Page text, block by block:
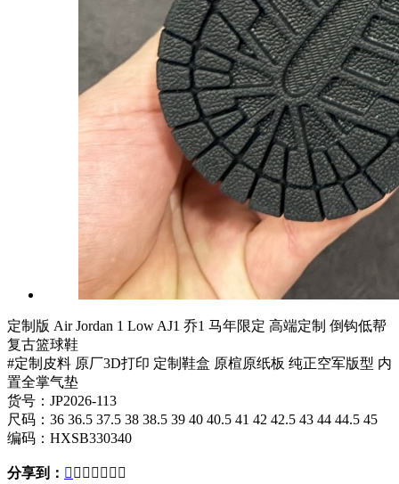
定制版 Air Jordan 1 Low AJ1 乔1 马年限定 高端定制 倒钩低帮
复古篮球鞋
#定制皮料 原厂3D打印 定制鞋盒 原楦原纸板 纯正空军版型 内
置全掌气垫
货号：JP2026-113
尺码：36 36.5 37.5 38 38.5 39 40 40.5 41 42 42.5 43 44 44.5 45
编码：HXSB330340
分享到：       